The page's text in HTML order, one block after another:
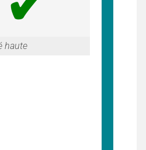
G
haute